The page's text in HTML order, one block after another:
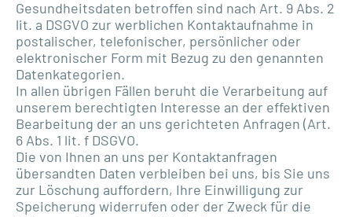
Gesundheitsdaten betroffen sind nach Art. 9 Abs. 2
lit. a DSGVO zur werblichen Kontaktaufnahme in
postalischer, telefonischer, persönlicher oder
elektronischer Form mit Bezug zu den genannten
Datenkategorien.
In allen übrigen Fällen beruht die Verarbeitung auf
unserem berechtigten Interesse an der effektiven
Bearbeitung der an uns gerichteten Anfragen (Art.
6 Abs. 1 lit. f DSGVO.
Die von Ihnen an uns per Kontaktanfragen
übersandten Daten verbleiben bei uns, bis Sie uns
zur Löschung auffordern, Ihre Einwilligung zur
Speicherung widerrufen oder der Zweck für die